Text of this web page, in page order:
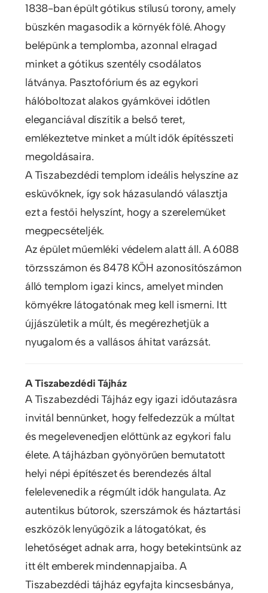
1838-ban épült gótikus stílusú torony, amely
büszkén magasodik a környék fölé. Ahogy
belépünk a templomba, azonnal elragad
minket a gótikus szentély csodálatos
látványa. Pasztofórium és az egykori
hálóboltozat alakos gyámkövei időtlen
eleganciával díszítik a belső teret,
emlékeztetve minket a múlt idők építésszeti
megoldásaira.
A Tiszabezdédi templom ideális helyszíne az
esküvőknek, így sok házasulandó választja
ezt a festői helyszínt, hogy a szerelemüket
megpecsételjék.
Az épület műemléki védelem alatt áll. A 6088
törzsszámon és 8478 KÖH azonosítószámon
álló templom igazi kincs, amelyet minden
környékre látogatónak meg kell ismerni. Itt
újjászületik a múlt, és megérezhetjük a
nyugalom és a vallásos áhitat varázsát.
A Tiszabezdédi Tájház
A Tiszabezdédi Tájház egy igazi időutazásra
invitál bennünket, hogy felfedezzük a múltat
és megelevenedjen előttünk az egykori falu
élete. A tájházban gyönyörűen bemutatott
helyi népi építészet és berendezés által
felelevenedik a régmúlt idők hangulata. Az
autentikus bútorok, szerszámok és háztartási
eszközök lenyűgözik a látogatókat, és
lehetőséget adnak arra, hogy betekintsünk az
itt élt emberek mindennapjaiba. A
Tiszabezdédi tájház egyfajta kincsesbánya,